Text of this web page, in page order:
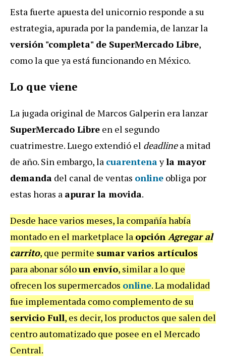
Esta fuerte apuesta del unicornio responde a su
estrategia, apurada por la pandemia, de lanzar la
versión "completa" de SuperMercado Libre,
como la que ya está funcionando en México.
Lo que viene
La jugada original de Marcos Galperin era lanzar
SuperMercado Libre en el segundo
cuatrimestre. Luego extendió el deadlinea mitad
de año. Sin embargo, la cuarentenayla mayor
demanda del canal de ventas online obliga por
estas horas a apurar la movida.
Desde hace varios meses, la compañía había
montado en el marketplace la opción Agregar al
carrito, que permite sumar varios artículos
para abonar sóloun envío, similar a lo que
ofrecen los supermercados online. La modalidad
fue implementada como complemento de su
servicio Full, es decir, los productos que salen del
centro automatizado que posee en el Mercado
Central.